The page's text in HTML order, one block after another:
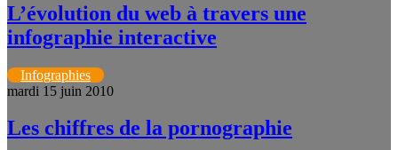
L’évolution du web à travers une
infographie interactive
Infographies
mardi 15 juin 2010
Les chiffres de la pornographie